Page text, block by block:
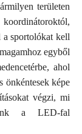
területen
sportolókat kell
egyből
ahol
önkéntesek képe
végzi, mi
a LED-fal